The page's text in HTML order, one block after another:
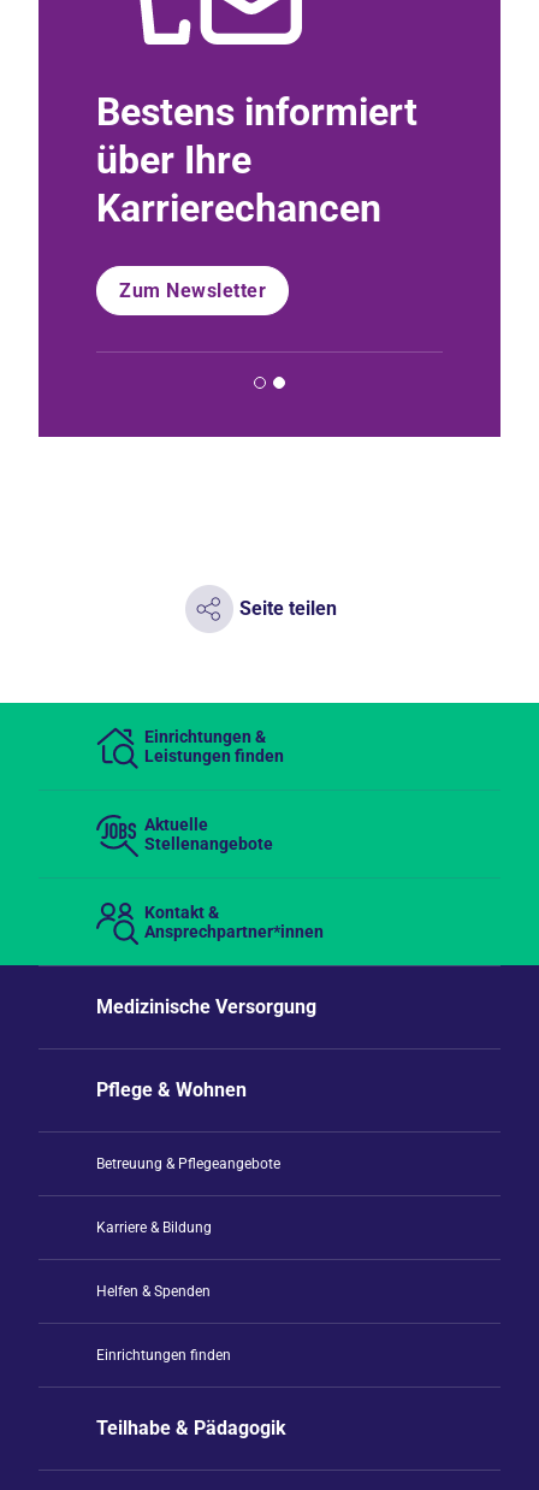
Bestens informiert
über Ihre
Karrierechancen
Zum Newsletter
Seite teilen
Einrichtungen &
Leistungen finden
Aktuelle
Stellenangebote
Kontakt &
Ansprechpartner*innen
Medizinische Versorgung
Pflege & Wohnen
Betreuung & Pflegeangebote
Karriere & Bildung
Helfen & Spenden
Einrichtungen finden
Teilhabe & Pädagogik